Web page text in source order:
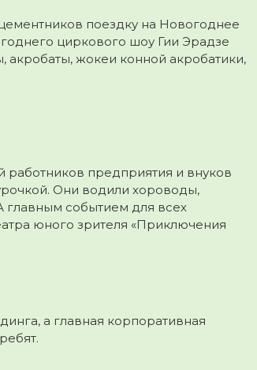
поездку на Новогоднее
циркового шоу Гии Эрадзе
акробаты, жокеи конной акробатики,
работников предприятия и внуков
Они водили хороводы,
главным событием для всех
юного зрителя «Приключения
а главная корпоративная